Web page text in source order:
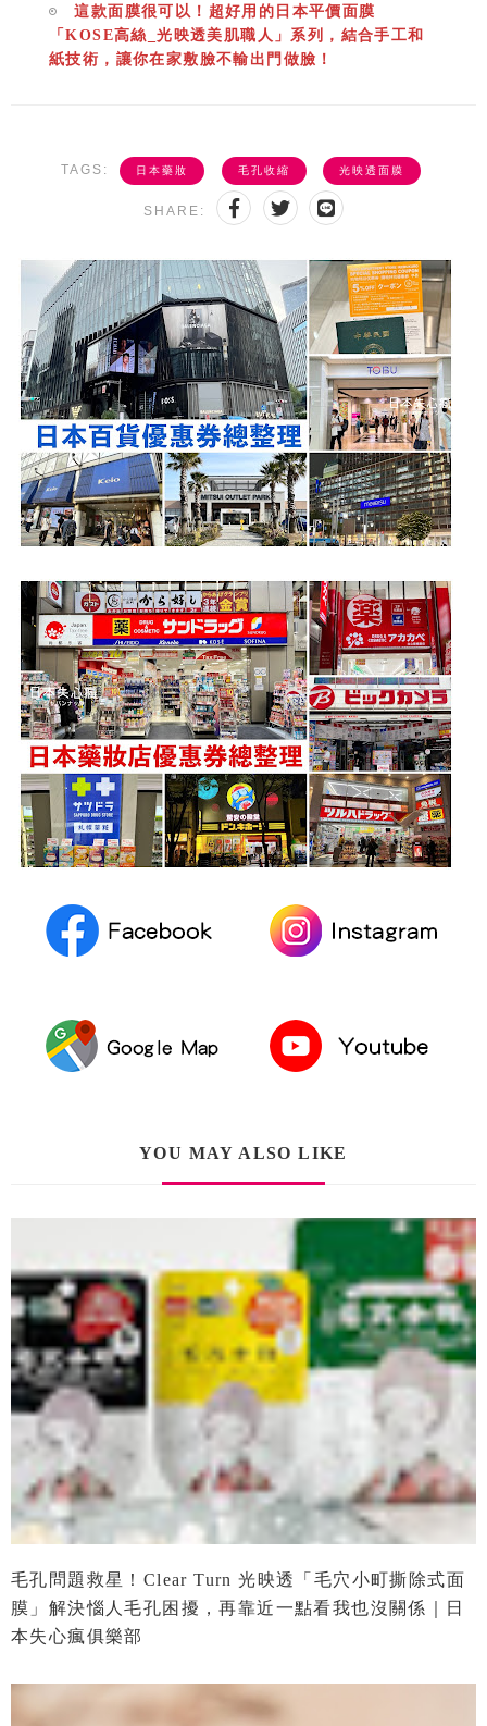
這款面膜很可以！超好用的日本平價面膜
「KOSE高絲_光映透美肌職人」系列，結合手工和
紙技術，讓你在家敷臉不輸出門做臉！
TAGS: 日本藥妝 毛孔收縮 光映透面膜
SHARE:
YOU MAY ALSO LIKE
毛孔問題救星！Clear Turn 光映透「毛穴小町撕除式面
膜」解決惱人毛孔困擾，再靠近一點看我也沒關係｜日
本失心瘋俱樂部